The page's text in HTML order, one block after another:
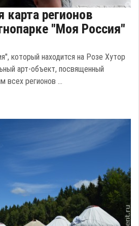
карта регионов
"Моя Россия"
который находится на Розе Хутор
арт-объект, посвященный
всех регионов ...